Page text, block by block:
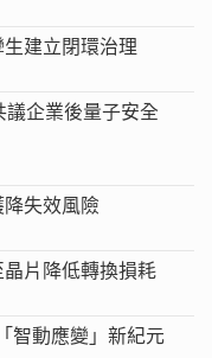
建立閉環治理
企業後量子安全
失效風險
片降低轉換損耗
智動應變」新紀元